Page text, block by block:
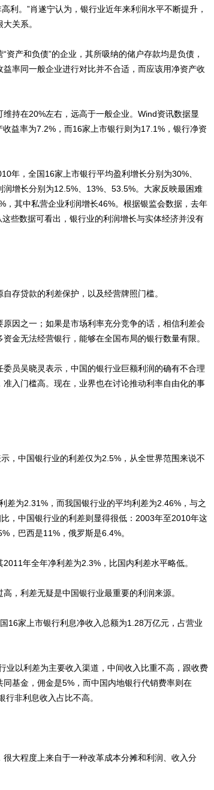
利。”肖遂宁认为，银行业近年来利润水平不断提升，
关系。
产和负债”的企业，其所吸纳的储户存款均是负债，
率同一般企业进行对比并不合适，而应该用净资产收
在20%左右，远高于一般企业。Wind资讯数据显
益率为7.2%，而16家上市银行则为17.1%，银行净资
，全国16家上市银行平均盈利增长分别为30%、
增长分别为12.5%、13%、53.5%。大家反映最困难
，其中私营企业利润增长46%。根据银监会数据，去年
些数据可看出，银行业的利润增长与实体经济并没有
贷款的利差保护，以及经营牌照门槛。
之一；如果是市场利率充分竞争的话，相信利差会
金无法经营银行，能够在全国布局的银行数量有限。
吴晓灵表示，中国的银行业巨额利润的确有不合理
入门槛高。现在，业界也在讨论推动利率自由化的事
中国银行业的利差仅为2.5%，从全世界范围来说不
为2.31%，而我国银行业的平均利差为2.46%，与之
，中国银行业的利差则显得很低：2003年至2010年这
，巴西是11%，俄罗斯是6.4%。
年全年净利差为2.3%，比国内利差水平略低。
利差无疑是中国银行业最重要的利润来源。
家上市银行利息净收入总额为1.28万亿元，占营业
以利差为主要收入渠道，中间收入比重不高，跟收费
基金，佣金是5%，而中国内地银行代销费率则在
非利息收入占比不高。
大程度上来自于一种改革成本分摊和利润、收入分